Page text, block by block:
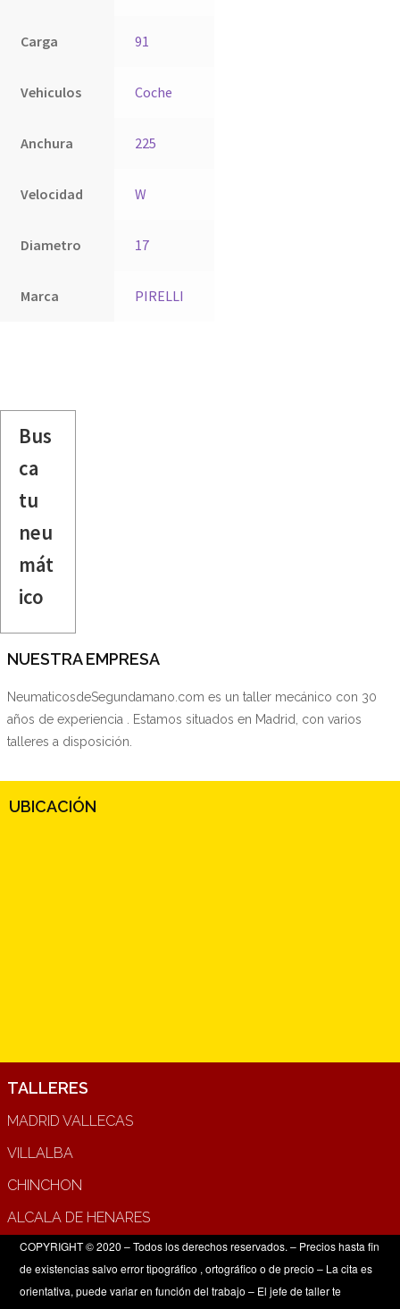
Carga 91
Vehiculos Coche
Anchura 225
Velocidad W
Diametro 17
Marca PIRELLI
Bus
ca
tu
neu
mát
ico
NUESTRA EMPRESA
NeumaticosdeSegundamano.com es un taller mecánico con 30
años de experiencia . Estamos situados en Madrid, con varios
talleres a disposición.
UBICACIÓN
TALLERES
MADRID VALLECAS
VILLALBA
CHINCHON
ALCALA DE HENARES
COPYRIGHT © 2020 – Todos los derechos reservados. – Precios hasta fin
de existencias salvo error tipográfico , ortográfico o de precio – La cita es
orientativa, puede variar en función del trabajo – El jefe de taller te